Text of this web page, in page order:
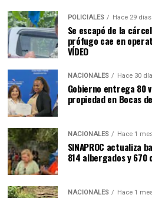
POLICIALES Hace 29 días
Se escapó de la
prófugo cae en
VÍDEO
NACIONALES Hace 30
Gobierno entrega 80
propiedad en Bocas
NACIONALES Hace 1
SINAPROC actualiza
814 albergados y 670
NACIONALES Hace 1